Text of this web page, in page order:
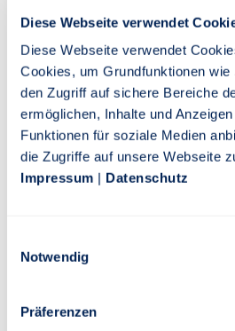
Diese Webseite verwendet
Diese Webseite verwendet
Cookies, um Grundfunktionen wie
den Zugriff auf sichere Bereiche
ermöglichen, Inhalte und
Funktionen für soziale Medien
die Zugriffe auf unsere Webseite
Impressum | Datenschutz
Notwendig
Präferenzen
PDF
SFDR vorvertragliches
PDF
PDF